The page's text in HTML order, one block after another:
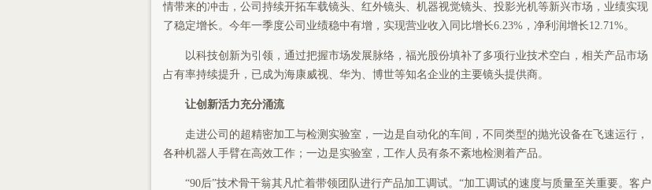
情带来的冲击，公司持续开拓车载镜头、红外镜头、机器视觉镜头、投影光机等新兴市场，业绩实现
了稳定增长。今年一季度公司业绩稳中有增，实现营业收入同比增长6.23%，净利润增长12.71%。
以科技创新为引领，通过把握市场发展脉络，福光股份填补了多项行业技术空白，相关产品市场
占有率持续提升，已成为海康威视、华为、博世等知名企业的主要镜头提供商。
让创新活力充分涌流
走进公司的超精密加工与检测实验室，一边是自动化的车间，不同类型的抛光设备在飞速运行，
各种机器人手臂在高效工作；一边是实验室，工作人员有条不紊地检测着产品。
“90后”技术骨干翁其凡忙着带领团队进行产品加工调试。“加工调试的速度与质量至关重要。客户